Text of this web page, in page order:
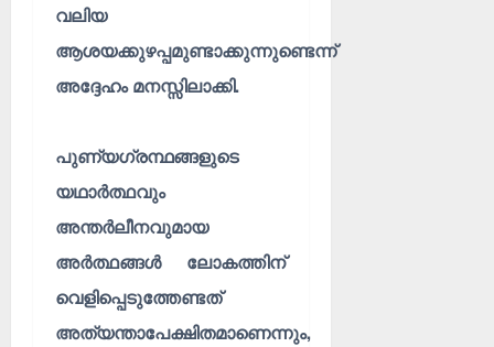
വലിയ
ആശയക്കുഴപ്പമുണ്ടാക്കുന്നുണ്ടെന്ന്
അദ്ദേഹം മനസ്സിലാക്കി.
പുണ്യഗ്രന്ഥങ്ങളുടെ
യഥാർത്ഥവും
അന്തർലീനവുമായ
അർത്ഥങ്ങൾ ലോകത്തിന്
വെളിപ്പെടുത്തേണ്ടത്
അത്യന്താപേക്ഷിതമാണെന്നും,